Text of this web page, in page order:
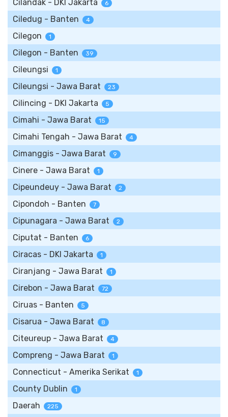
Cilandak - DKI Jakarta 6
Ciledug - Banten 4
Cilegon 1
Cilegon - Banten 39
Cileungsi 1
Cileungsi - Jawa Barat 23
Cilincing - DKI Jakarta 5
Cimahi - Jawa Barat 15
Cimahi Tengah - Jawa Barat 4
Cimanggis - Jawa Barat 9
Cinere - Jawa Barat 1
Cipeundeuy - Jawa Barat 2
Cipondoh - Banten 7
Cipunagara - Jawa Barat 2
Ciputat - Banten 6
Ciracas - DKI Jakarta 1
Ciranjang - Jawa Barat 1
Cirebon - Jawa Barat 72
Ciruas - Banten 5
Cisarua - Jawa Barat 8
Citeureup - Jawa Barat 4
Compreng - Jawa Barat 1
Connecticut - Amerika Serikat 1
County Dublin 1
Daerah 225